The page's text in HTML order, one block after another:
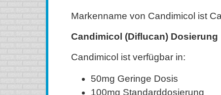
Markenname von Candimicol ist
Candimicol (Diflucan) Dosierung
Candimicol ist verfügbar in:
50mg Geringe Dosis
100mg Standarddosierung